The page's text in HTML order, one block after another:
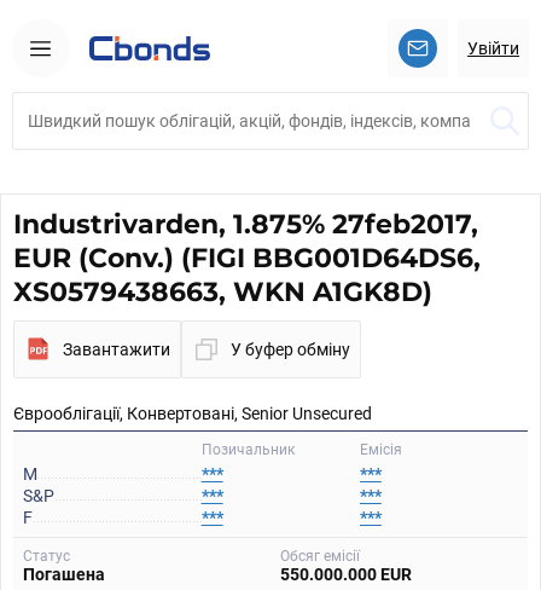
Увійти
Industrivarden, 1.875% 27feb2017,
EUR (Conv.) (FIGI BBG001D64DS6,
XS0579438663, WKN A1GK8D)
Завантажити У буфер обміну
Єврооблігації, Конвертовані, Senior Unsecured
Емісія
Позичальник
M ***
***
S&P
***
***
F
***
***
Статус
Погашена
Обсяг емісії
550.000.000 EUR